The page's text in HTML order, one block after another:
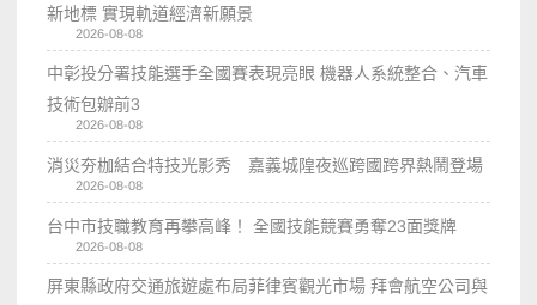
新地標 實現軌道經濟新願景
2026-08-08
中彰投分署技能選手全國賽表現亮眼 機器人系統整合、汽車
技術包辦前3
2026-08-08
消災夯枷結合特技光影秀 嘉義城隍夜巡跨國跨界熱鬧登場
2026-08-08
台中市技職教育再攀高峰！ 全國技能競賽勇奪23面獎牌
2026-08-08
屏東縣政府交通旅遊處布局菲律賓觀光市場 拜會航空公司與